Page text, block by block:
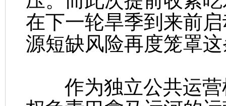
在下一轮旱季到来前
源短缺风险再度笼罩
作为独立公共运营